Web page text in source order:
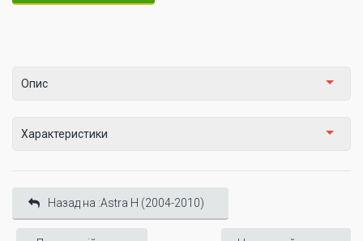
Опис
Характеристики
Назад на :Astra H (2004-2010)